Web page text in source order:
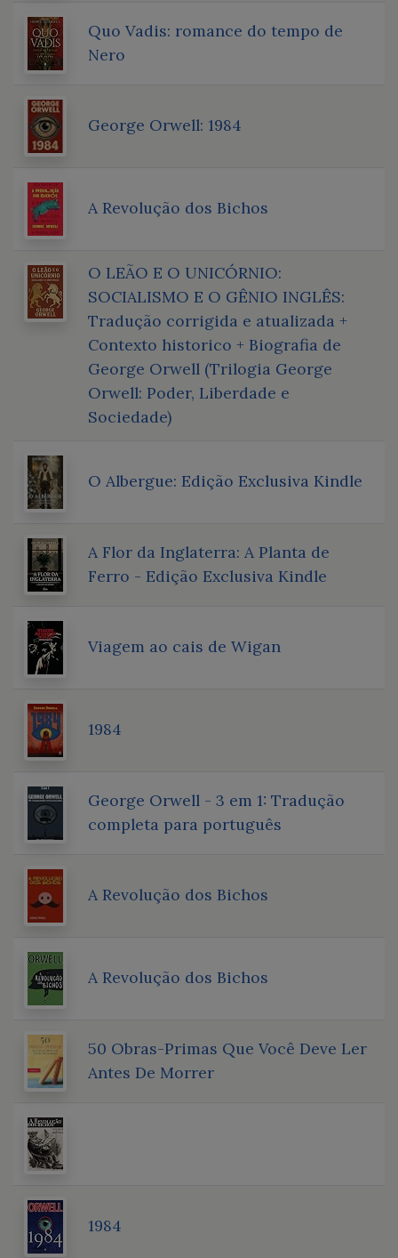
Quo Vadis: romance do tempo de
Nero
George Orwell: 1984
A Revolução dos Bichos
O LEÃO E O UNICÓRNIO:
SOCIALISMO E O GÊNIO INGLÊS:
Tradução corrigida e atualizada +
Contexto historico + Biografia de
George Orwell (Trilogia George
Orwell: Poder, Liberdade e
Sociedade)
O Albergue: Edição Exclusiva Kindle
A Flor da Inglaterra: A Planta de
Ferro - Edição Exclusiva Kindle
Viagem ao cais de Wigan
1984
George Orwell - 3 em 1: Tradução
completa para português
A Revolução dos Bichos
A Revolução dos Bichos
50 Obras-Primas Que Você Deve Ler
Antes De Morrer
1984